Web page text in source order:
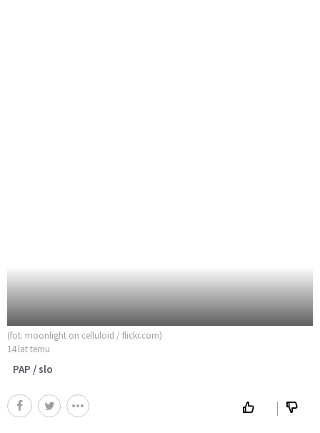
(fot. moonlight on celluloid / flickr.com)
14 lat temu
PAP / slo